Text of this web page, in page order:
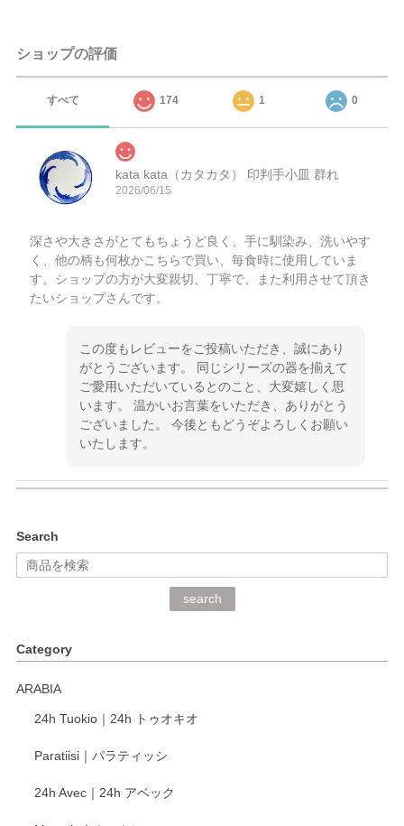
ショップの評価
すべて 174 1 0
kata kata（カタカタ） 印判手小皿 群れ
2026/06/15
深さや大きさがとてもちょうど良く、手に馴染み、洗いやす
く、他の柄も何枚かこちらで買い、毎食時に使用していま
す。ショップの方が大変親切、丁寧で、また利用させて頂き
たいショップさんです。
この度もレビューをご投稿いただき、誠にあり
がとうございます。 同じシリーズの器を揃えて
ご愛用いただいているとのこと、大変嬉しく思
います。 温かいお言葉をいただき、ありがとう
ございました。 今後ともどうぞよろしくお願い
いたします。
深さや大きさがとてもちょうど良く、手に馴染み、洗いやす
く、他の柄も何枚かこちらで買い、毎食時に使用していま
く交換して下さいました。
がとうございます。 同じシリーズの器を揃えて
います。 温かいお言葉をいただき、ありがとう
いたします。
Search
search
Category
ARABIA
24h Tuokio｜24h トゥオキオ
Paratiisi｜パラティッシ
24h Avec｜24h アベック